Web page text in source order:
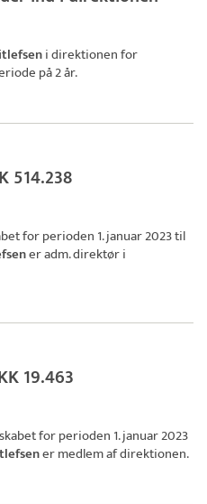
i direktionen for
på 2 år.
514.238
for perioden 1. januar 2023 til
er adm. direktør i
19.463
for perioden 1. januar 2023
er medlem af direktionen.